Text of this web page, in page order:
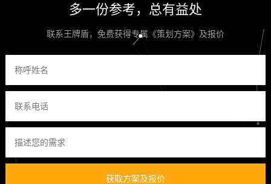
多一份参考，总有益处
联系王牌盾，免费获得专属《策划方案》及报价
获取方案及报价